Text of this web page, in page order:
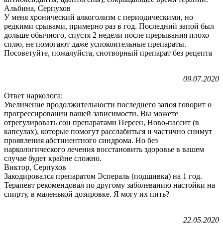
Альбина, Серпухов
У меня хронический алкоголизм с периодическими, но
редкими срывами, примерно раз в год. Последний запой был
дольше обычного, спустя 2 недели после прерывания плохо
сплю, не помогают даже успокоительные препараты.
Посоветуйте, пожалуйста, снотворный препарат без рецепта
09.07.2020
Ответ нарколога:
Увеличение продолжительности последнего запоя говорит о
прогрессировании вашей зависимости. Вы можете
отрегулировать сон препаратами Персен, Ново-пассит (в
капсулах), которые помогут расслабиться и частично снимут
проявления абстинентного синдрома. Но без
наркологического лечения восстановить здоровье в вашем
случае будет крайне сложно.
Виктор, Серпухов
Закодировался препаратом Эспераль (подшивка) на 1 год.
Терапевт рекомендовал по другому заболеванию настойки на
спирту, в маленькой дозировке. Я могу их пить?
22.05.2020